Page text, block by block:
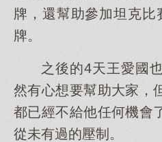
牌，還幫助參加坦克比
牌。
之後的4天王愛國
然有心想要幫助大家，
都已經不給他任何機會
從未有過的壓制。